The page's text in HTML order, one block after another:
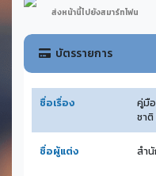
ส่งหน้านี้ไปยังสมาร์ทโฟน
บัตรรายการ
ชื่อเรื่อง
คู่มื
ชาติ
ชื่อผู้แต่ง สำ